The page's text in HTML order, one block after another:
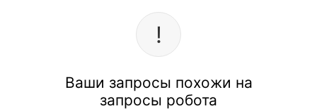
Ваши запросы похожи на
запросы робота